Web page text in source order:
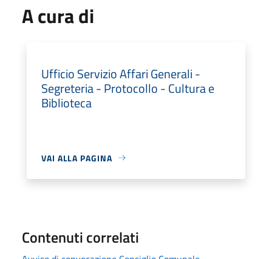
A cura di
Ufficio Servizio Affari Generali -
Segreteria - Protocollo - Cultura e
Biblioteca
VAI ALLA PAGINA
Contenuti correlati